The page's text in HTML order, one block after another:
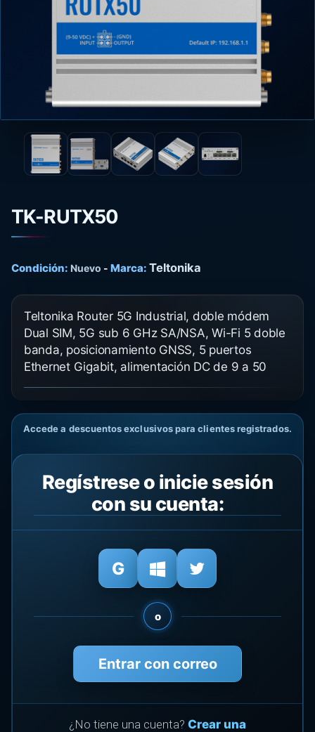
TK-RUTX50
Condición: Nuevo - Marca: Teltonika
Teltonika Router 5G Industrial, doble módem
Dual SIM, 5G sub 6 GHz SA/NSA, Wi-Fi 5 doble
banda, posicionamiento GNSS, 5 puertos
Ethernet Gigabit, alimentación DC de 9 a 50
Accede a descuentos exclusivos para clientes registrados.
Regístrese o inicie sesión
con su cuenta:
o
Entrar con correo
¿No tiene una cuenta? Crear una